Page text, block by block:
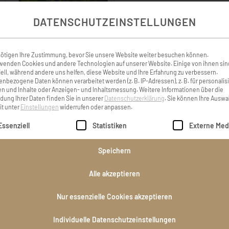
KONDOLENZBUCH ( 2 )
Our deepest sympathy
miss our Aunt
Paulekas, Chris and
und bleibst in unseren
Rupert mit Anna
DATENSCHUTZEINSTELLUNGEN
Ihre Zustimmung, bevor Sie unsere Website weiter besuchen können.
Cookies und andere Technologien auf unserer Website. Einige von ihnen
während andere uns helfen, diese Website und Ihre Erfahrung zu verbessern.
Daten können verarbeitet werden (z. B. IP-Adressen), z. B. für
und Inhalte oder Anzeigen- und Inhaltsmessung.Weitere Informationen über die
Ihrer Daten finden Sie in unsererDatenschutzerklärung.Sie können Ihre
unterEinstellungen widerrufen oder anpassen.
eine Liste der Service-Gruppen, für die eine Einwilligung
Statistiken Externe
Speichern
Alle akzeptieren
Nur essenzielle Cookies akzeptieren
Individuelle Datenschutzeinstellungen